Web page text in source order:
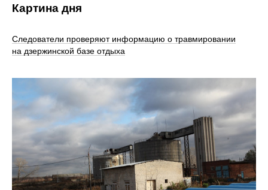
Картина дня
Следователи проверяют информацию о травмировании
на дзержинской базе отдыха